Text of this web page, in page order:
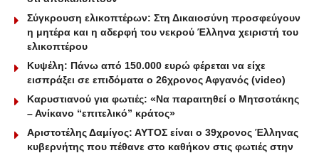
Σύγκρουση ελικοπτέρων: Στη Δικαιοσύνη προσφεύγουν
η μητέρα και η αδερφή του νεκρού Έλληνα χειριστή του
ελικοπτέρου
Κυψέλη: Πάνω από 150.000 ευρώ φέρεται να είχε
εισπράξει σε επιδόματα ο 26χρονος Αφγανός (video)
Καρυστιανού για φωτιές: «Να παραιτηθεί ο Μητσοτάκης
– Ανίκανο “επιτελικό” κράτος»
Αριστοτέλης Δαμίγος: ΑΥΤΟΣ είναι ο 39χρονος Έλληνας
κυβερνήτης που πέθαvε στο καθήκον στις φωτιές στην